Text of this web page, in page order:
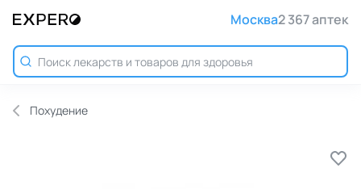
Москва2 367 аптек
Похудение